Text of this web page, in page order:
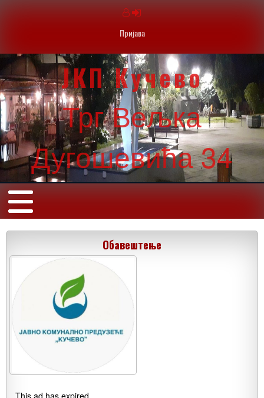
Пријава
ЈКП Кучево
Трг Вељка
Дугошевића 34
Обавештење
This ad has expired.